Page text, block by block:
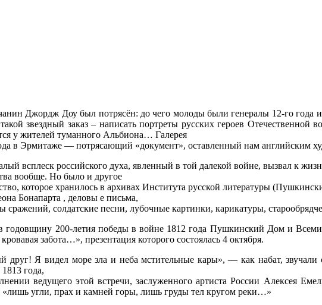
Джордж Доу был потрясён: до чего молоды были генералы 12-го года
звездный заказ – написать портреты русских героев
у жителей туманного Альбиона… Галерея
в Эрмитаже — потрясающий «документ», оставленный нам английским
всплеск российского духа, явленный в той далекой войне, вызвал к
вообще. Но было и другое
которое хранилось в архивах Института русской литературы
Бонапарта , деловы е письма,
сражений, солдатские песни, лубочные картинки, карикатуры,
годовщину 200-летия победы в войне 1812 года Пушкинский Дом и
забота…», презентация которого состоялась 4 октября.
друг! Я видел море зла и неба мстительные кары», — как набат,
года,
ведущего этой встречи, заслуженного артиста России Алексея
«лишь угли, прах и камней горы, лишь груды тел кругом реки…»